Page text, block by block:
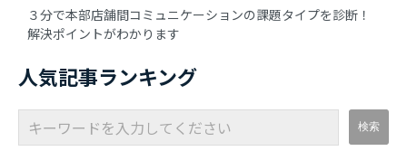
３分で本部店舗間コミュニケーションの課題タイプを診断！
解決ポイントがわかります
人気記事ランキング